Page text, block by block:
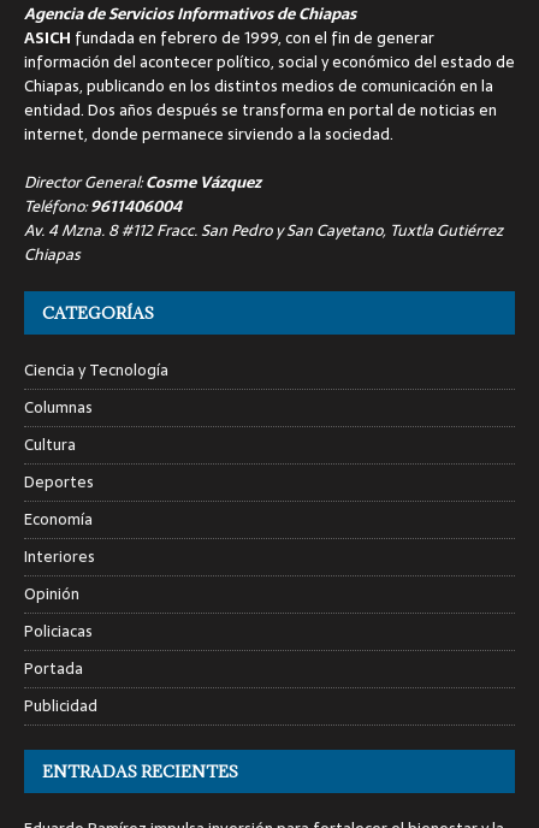
Agencia de Servicios Informativos de Chiapas
ASICH fundada en febrero de 1999, con el fin de generar
información del acontecer político, social y económico del estado de
Chiapas, publicando en los distintos medios de comunicación en la
entidad. Dos años después se transforma en portal de noticias en
internet, donde permanece sirviendo a la sociedad.
Director General:Cosme Vázquez
Teléfono:9611406004
Av. 4 Mzna. 8 #112 Fracc. San Pedro y San Cayetano, Tuxtla Gutiérrez
Chiapas
CATEGORÍAS
Ciencia y Tecnología
Columnas
Cultura
Deportes
Economía
Interiores
Opinión
Policiacas
Portada
Publicidad
ENTRADAS RECIENTES